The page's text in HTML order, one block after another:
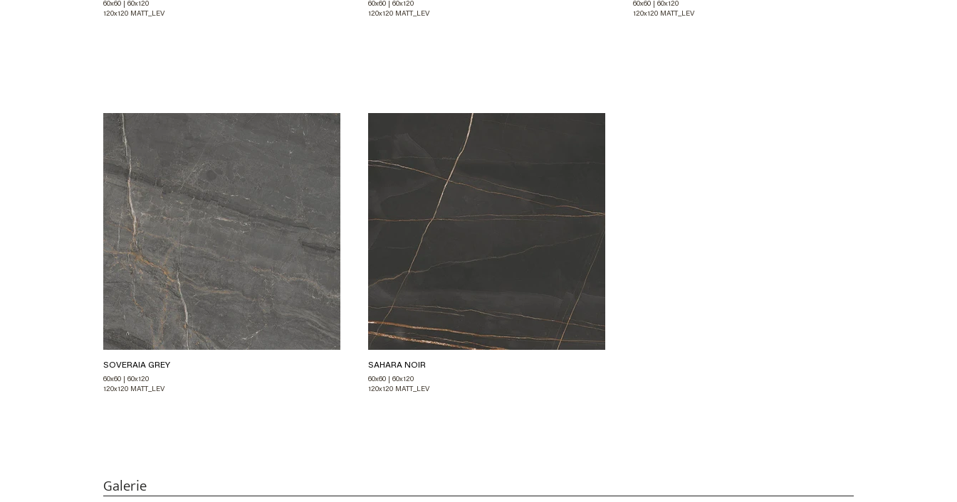
60x60 | 60x120
120x120 MATT_LEV
60x60 | 60x120
120x120 MATT_LEV
60x60 | 60x120
120x120 MATT_LEV
SOVERAIA GREY
60x60 | 60x120
120x120 MATT_LEV
SAHARA NOIR
60x60 | 60x120
120x120 MATT_LEV
Galerie